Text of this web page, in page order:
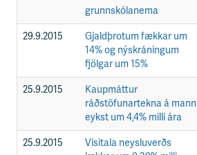
grunnskólanema
29.9.2015
Gjaldþrotum fækkar um
14% og nýskráningum
fjölgar um 15%
25.9.2015
Kaupmáttur
ráðstöfunartekna á mann
eykst um 4,4% milli ára
25.9.2015
Vísitala neysluverðs